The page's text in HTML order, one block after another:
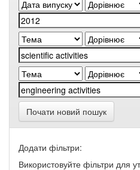
Почати новий пошук
Додати фільтри:
Використовуйте фільтри для